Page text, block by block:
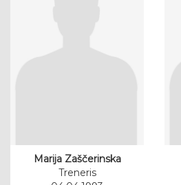
Marija Zaščerinska
Treneris